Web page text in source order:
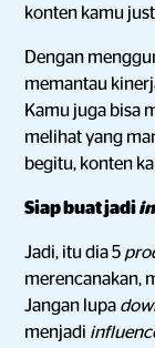
konten kamu
Dengan
memantau
Kamu juga bisa
melihat yang
begitu, konten
Siap buat jadi
Jadi, itu dia 5
merencanakan,
Jangan lupa
menjadi